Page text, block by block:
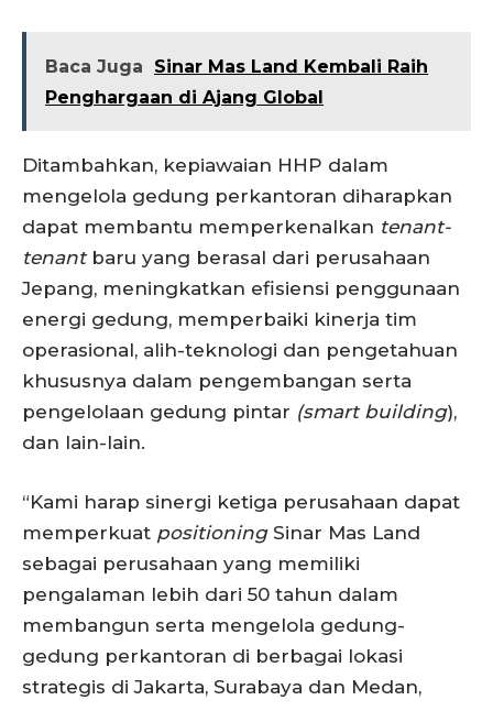
Baca Juga
Sinar Mas Land Kembali Raih
Penghargaan di Ajang Global
Ditambahkan, kepiawaian HHP dalam
mengelola gedung perkantoran diharapkan
dapat membantu memperkenalkan tenant-
tenantbaru yang berasal dari perusahaan
Jepang, meningkatkan efisiensi penggunaan
energi gedung, memperbaiki kinerja tim
operasional, alih-teknologi dan pengetahuan
khususnya dalam pengembangan serta
pengelolaan gedung pintar (smart building),
dan lain-lain.
“Kami harap sinergi ketiga perusahaan dapat
memperkuat positioningSinar Mas Land
sebagai perusahaan yang memiliki
pengalaman lebih dari 50 tahun dalam
membangun serta mengelola gedung-
gedung perkantoran di berbagai lokasi
strategis di Jakarta, Surabaya dan Medan,